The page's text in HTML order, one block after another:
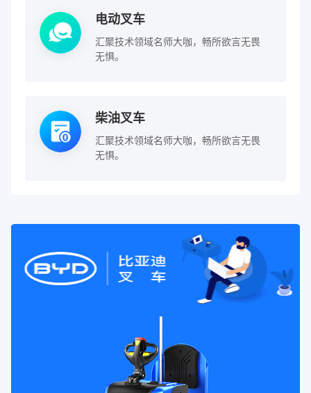
电动叉车
汇聚技术领域名师大咖，畅所欲言无畏
无惧。
柴油叉车
汇聚技术领域名师大咖，畅所欲言无畏
无惧。